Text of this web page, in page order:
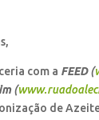
com a FEED(
(
de